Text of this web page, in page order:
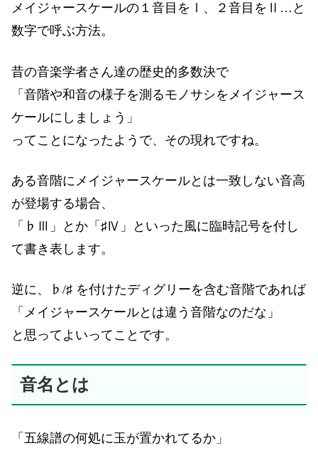
メイジャースケールの１音目をⅠ、２音目をⅡ…と
数字で呼ぶ方法。
昔の音楽学者さん達の歴史的多数決で
「音階や和音の様子を測るモノサシをメイジャース
ケールにしましょう」
ってことになったようで、その現れですね。
ある音階にメイジャースケールとは一致しない音高
が登場する場合、
「♭Ⅲ」とか「♯Ⅳ」といった風に臨時記号を付し
て書き表します。
逆に、♭/♯ を付けたディグリーを含む音階であれば
「メイジャースケールとは違う音階なのだな」
と思ってよいってことです。
音名とは
「五線譜の何処に玉が置かれてるか」